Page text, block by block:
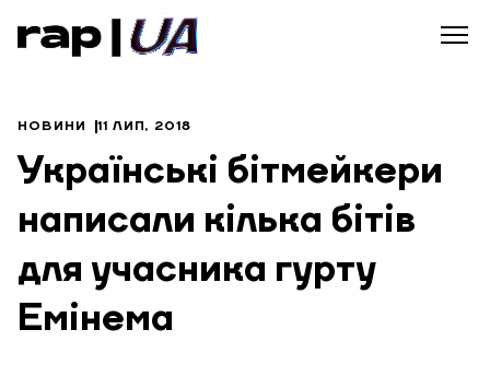
НОВИНИ 11 ЛИП, 2018
Українські бітмейкери
написали кілька бітів
для учасника гурту
Емінема